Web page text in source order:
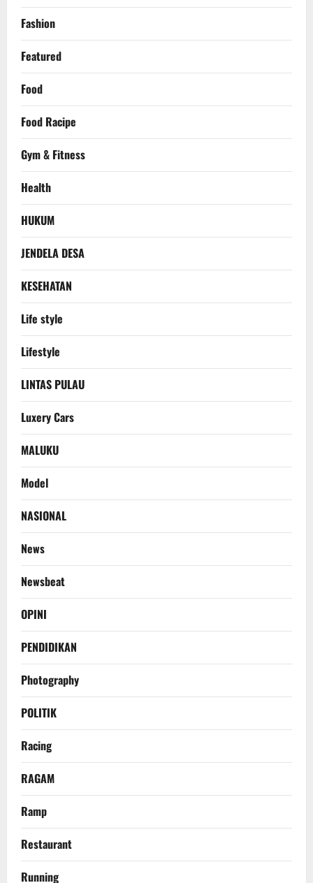
Fashion
Featured
Food
Food Racipe
Gym & Fitness
Health
HUKUM
JENDELA DESA
KESEHATAN
Life style
Lifestyle
LINTAS PULAU
Luxery Cars
MALUKU
Model
NASIONAL
News
Newsbeat
OPINI
PENDIDIKAN
Photography
POLITIK
Racing
RAGAM
Ramp
Restaurant
Running